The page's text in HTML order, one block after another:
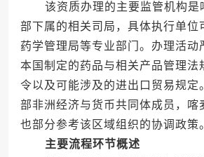
该资质办理的主要监管机构是
部下属的相关司局，具体执行单位
药学管理局等专业部门。办理活动
本国制定的药品与相关产品管理法
令以及可能涉及的进出口贸易规定
部非洲经济与货币共同体成员，喀
也部分参考该区域组织的协调政策
主要流程环节概述